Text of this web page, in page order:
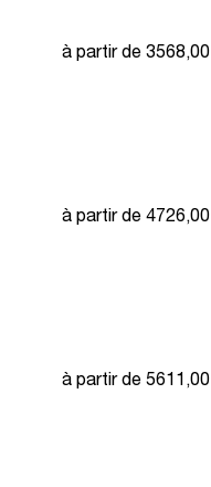
à partir de 3568,00
à partir de 4726,00
à partir de 5611,00